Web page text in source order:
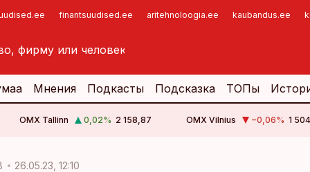
finantsuudised.ee aritehnoloogia.ee kaubandus.ee
Мнения Подкасты Подсказка ТОПы
OMX Tallinn 0,02% 2 158,87 OMX Vilnius −0,06% 1
26.05.23, 12:10